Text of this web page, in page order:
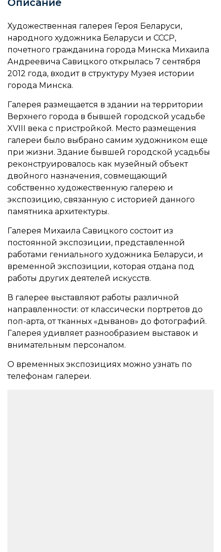
Художественная галерея Героя Беларуси,
народного художника Беларуси и СССР,
почетного гражданина города Минска Михаила
Андреевича Савицкого открылась 7 сентября
2012 года, входит в структуру Музея истории
города Минска.
Галерея размещается в здании на территории
Верхнего города в бывшей городской усадьбе
XVIII века с пристройкой. Место размещения
галереи было выбрано самим художником еще
при жизни. Здание бывшей городской усадьбы
реконструировалось как музейный объект
двойного назначения, совмещающий
собственно художественную галерею и
экспозицию, связанную с историей данного
памятника архитектуры.
Галерея Михаила Савицкого состоит из
постоянной экспозиции, представленной
работами гениального художника Беларуси, и
временной экспозиции, которая отдана под
работы других деятелей искусств.
В галерее выставляют работы различной
направленности: от классически портретов до
поп-арта, от тканных «дыванов» до фотографий.
Галерея удивляет разнообразием выставок и
внимательным персоналом.
О временных экспозициях можно узнать по
телефонам галереи.